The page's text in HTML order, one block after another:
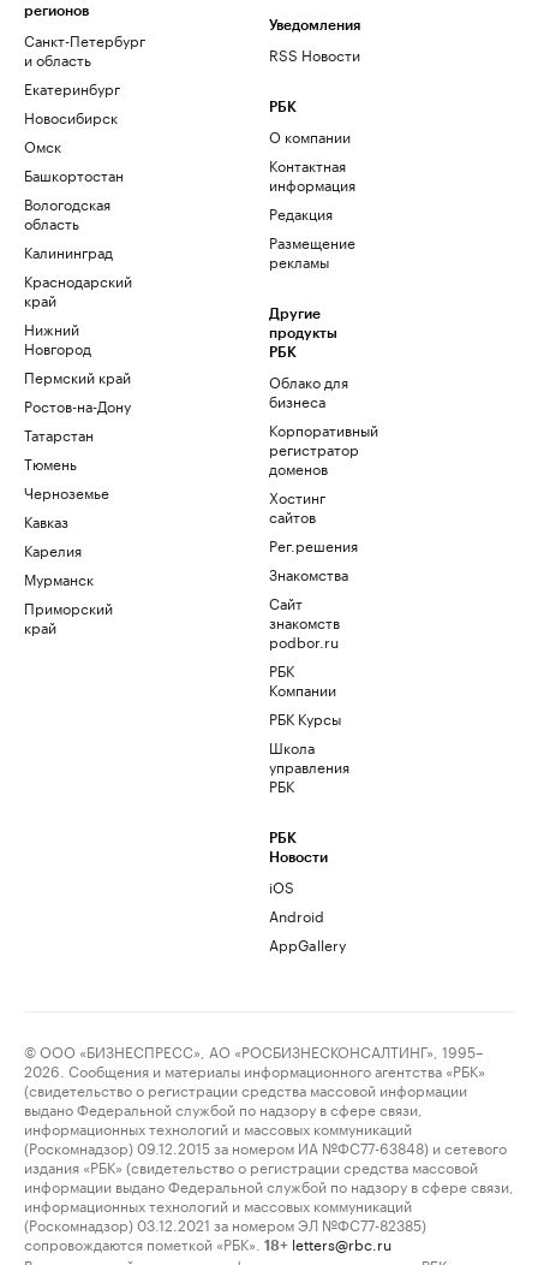
регионов
Санкт-Петербург
и область
Екатеринбург
Новосибирск
Омск
Башкортостан
Вологодская
область
Калининград
Краснодарский
край
Нижний
Новгород
Пермский край
Ростов-на-Дону
Татарстан
Тюмень
Черноземье
Кавказ
Карелия
Мурманск
Приморский
край
Уведомления
RSS Новости
РБК
О компании
Контактная
информация
Редакция
Размещение
рекламы
Другие
продукты
РБК
Облако для
бизнеса
Корпоративный
регистратор
доменов
Хостинг
сайтов
Рег.решения
Знакомства
Сайт
знакомств
podbor.ru
РБК
Компании
РБК Курсы
Школа
управления
РБК
РБК
Новости
iOS
Android
AppGallery
© ООО «БИЗНЕСПРЕСС», АО «РОСБИЗНЕСКОНСАЛТИНГ», 1995–
2026. Сообщения и материалы информационного агентства «РБК»
(свидетельство о регистрации средства массовой информации
выдано Федеральной службой по надзору в сфере связи,
информационных технологий и массовых коммуникаций
(Роскомнадзор) 09.12.2015 за номером ИА №ФС77-63848) и сетевого
издания «РБК» (свидетельство о регистрации средства массовой
информации выдано Федеральной службой по надзору в сфере связи,
информационных технологий и массовых коммуникаций
(Роскомнадзор) 03.12.2021 за номером ЭЛ №ФС77-82385)
сопровождаются пометкой «РБК».
18+ letters@rbc.ru